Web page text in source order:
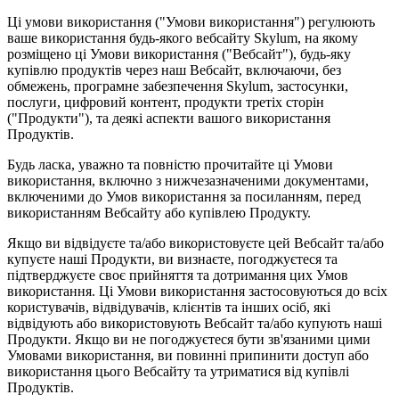
Ці умови використання ("Умови використання") регулюють
ваше використання будь-якого вебсайту Skylum, на якому
розміщено ці Умови використання ("Вебсайт"), будь-яку
купівлю продуктів через наш Вебсайт, включаючи, без
обмежень, програмне забезпечення Skylum, застосунки,
послуги, цифровий контент, продукти третіх сторін
("Продукти"), та деякі аспекти вашого використання
Продуктів.
Будь ласка, уважно та повністю прочитайте ці Умови
використання, включно з нижчезазначеними документами,
включеними до Умов використання за посиланням, перед
використанням Вебсайту або купівлею Продукту.
Якщо ви відвідуєте та/або використовуєте цей Вебсайт та/або
купуєте наші Продукти, ви визнаєте, погоджуєтеся та
підтверджуєте своє прийняття та дотримання цих Умов
використання. Ці Умови використання застосовуються до всіх
користувачів, відвідувачів, клієнтів та інших осіб, які
відвідують або використовують Вебсайт та/або купують наші
Продукти. Якщо ви не погоджуєтеся бути зв'язаними цими
Умовами використання, ви повинні припинити доступ або
використання цього Вебсайту та утриматися від купівлі
Продуктів.